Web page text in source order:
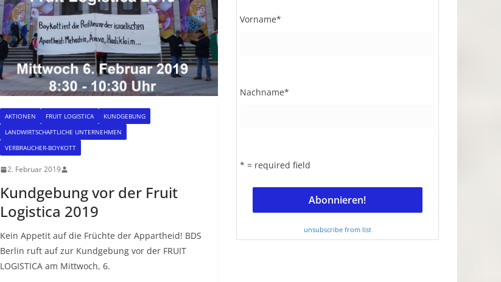
AKTIONEN FRUIT LOGISTICA
KUNDGEBUNG
LANDWIRTSCHAFTLICHE UNTERNEHMEN
VERBRAUCHER-BOYKOTT
2. Februar 2019
Kundgebung vor der Fruit
Logistica 2019
Kein Appetit auf die Früchte der Appartheid! BDS
Berlin ruft auf zur Kundgebung vor der FRUIT
LOGISTICA am Mittwoch, 6.
Vorname*
Nachname*
* = required field
unsubscribe from list